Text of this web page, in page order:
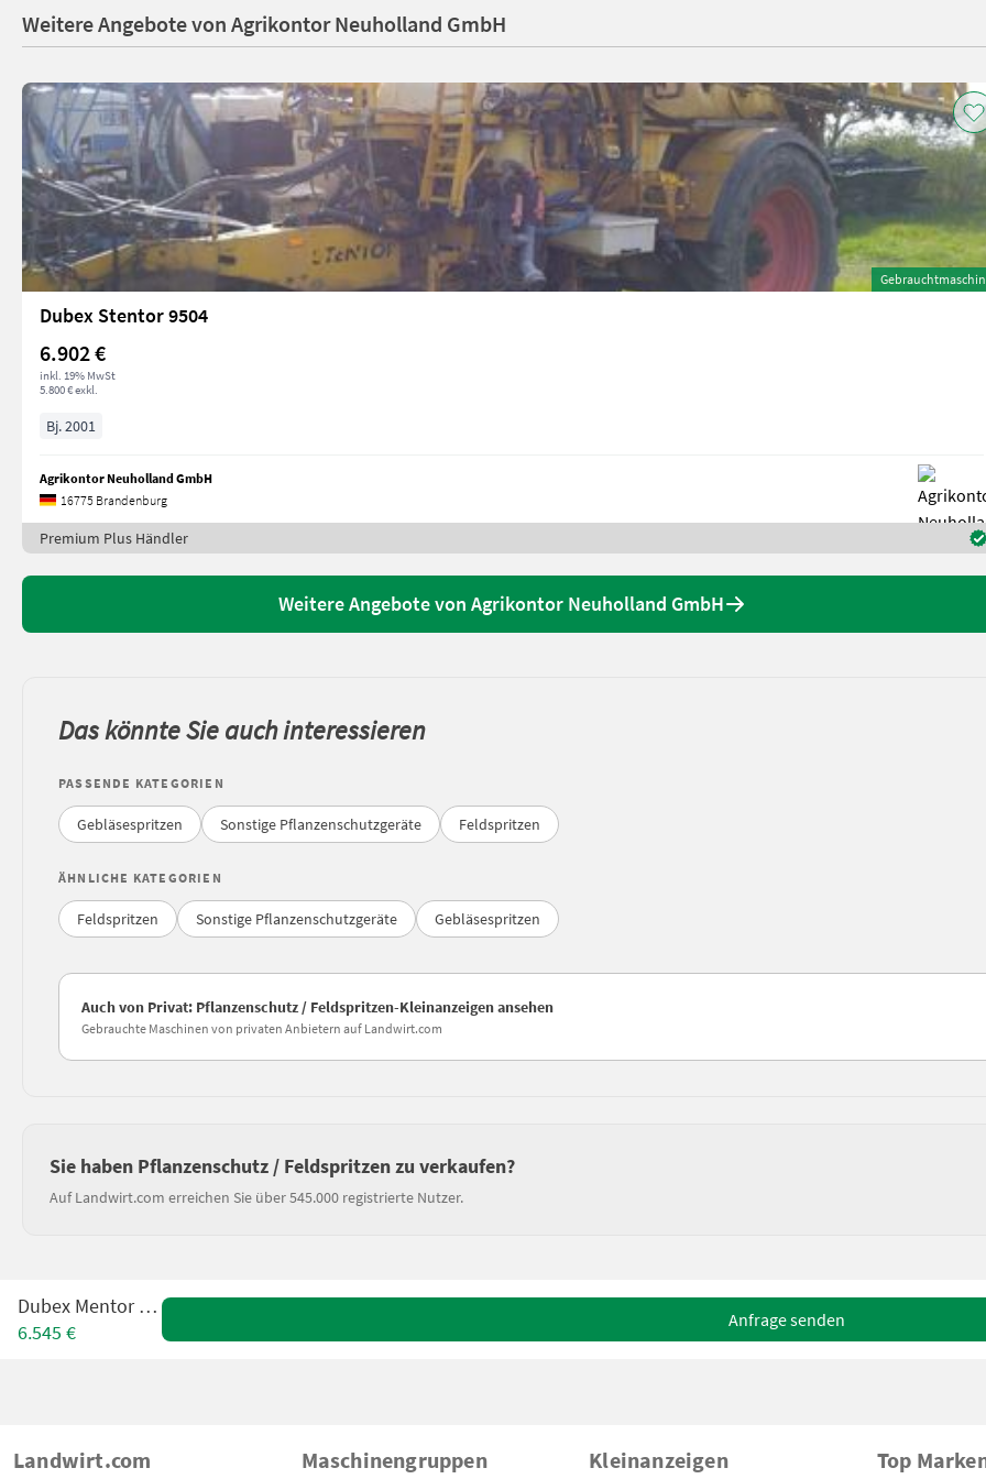
Weitere Angebote von Agrikontor Neuholland GmbH
Dubex Stentor 9504
6.902 €
inkl. 19% MwSt
5.800 € exkl.
Bj. 2001
Agrikontor Neuholland GmbH
16775 Brandenburg
Premium Plus Händler
Weitere Angebote von Agrikontor Neuholland GmbH
Das könnte Sie auch interessieren
PASSENDE KATEGORIEN
Gebläsespritzen Sonstige Pflanzenschutzgeräte Feldspritzen
ÄHNLICHE KATEGORIEN
Feldspritzen Sonstige Pflanzenschutzgeräte Gebläsespritzen
Auch von Privat: Pflanzenschutz / Feldspritzen-Kleinanzeigen ansehen
Gebrauchte Maschinen von privaten Anbietern auf Landwirt.com
Sie haben Pflanzenschutz / Feldspritzen zu verkaufen?
Auf Landwirt.com erreichen Sie über 545.000 registrierte Nutzer.
Dubex Mentor 9804
6.545 €
Anfrage senden
Landwirt.com Maschinengruppen Kleinanzeigen Top